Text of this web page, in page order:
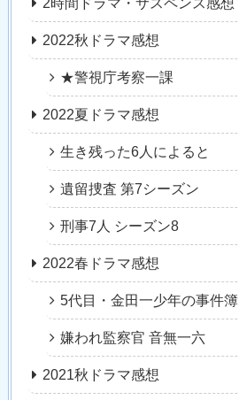
2022秋ドラマ感想
★警視庁考察一課
2022夏ドラマ感想
生き残った6人によると
遺留捜査 第7シーズン
刑事7人 シーズン8
2022春ドラマ感想
5代目・金田一少年の事件簿
嫌われ監察官 音無一六
2021秋ドラマ感想